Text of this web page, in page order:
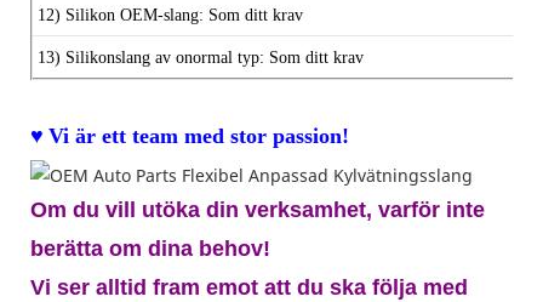
12) Silikon OEM-slang: Som ditt krav
13) Silikonslang av onormal typ: Som ditt krav
♥ Vi är ett team med stor passion!
Om du vill utöka din verksamhet, varför inte
berätta om dina behov!
Vi ser alltid fram emot att du ska följa med